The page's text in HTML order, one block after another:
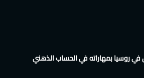
في روسيا بمهاراته في الحساب الذهني